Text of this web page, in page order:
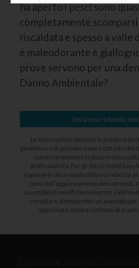
ha aperto i pesci sono
completamente scomparsi
riscaldata e spesso a valle
è maleodorante è
prove servono per una
Danno Ambientale?
Le informazioni riportate in questo
generico e non possono essere considerate
come non possono in alcun modo
professionista. Per gli stessi motivi Easy
risponde in alcun modo della correttezza
come dell’aggiornamento dei contenuti,
suscettibili di modifiche nel tempo. EWP
consultare direttamente un avvocato
aggiornate, certe e conformi al